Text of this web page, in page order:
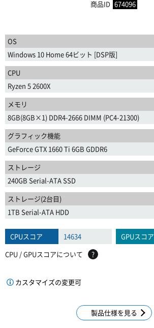
商品ID 674096
OS
Windows 10 Home 64ビット [DSP版]
CPU
Ryzen 5 2600X
メモリ
8GB(8GB×1) DDR4-2666 DIMM (PC4-21300)
グラフィック機能
GeForce GTX 1660 Ti 6GB GDDR6
ストレージ
240GB Serial-ATA SSD
ストレージ(2台目)
1TB Serial-ATA HDD
CPUスコア 14634 GPUスコア
CPU / GPUスコアについて
?
カスタマイズの変更可
製品仕様を見る